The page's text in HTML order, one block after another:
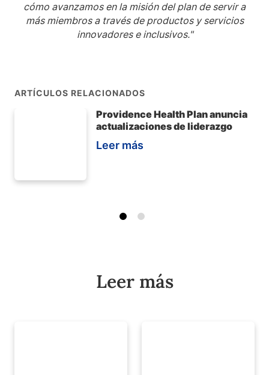
cómo avanzamos en la misión del plan de servir a
más miembros a través de productos y servicios
innovadores e inclusivos."
ARTÍCULOS RELACIONADOS
Providence Health Plan anuncia
actualizaciones de liderazgo
Leer más
Leer más